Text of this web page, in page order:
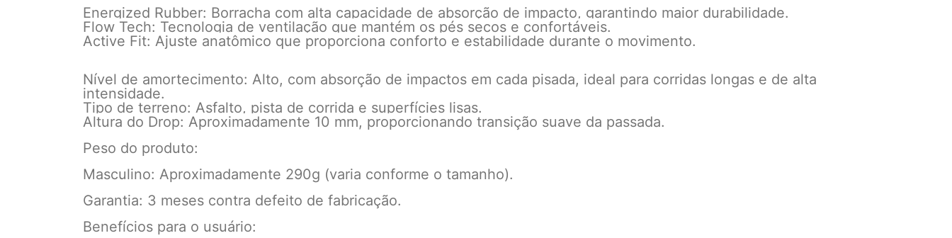
Energized Rubber: Borracha com alta capacidade de absorção de impacto, garantindo maior durabilidade.
Flow Tech: Tecnologia de ventilação que mantém os pés secos e confortáveis.
Active Fit: Ajuste anatômico que proporciona conforto e estabilidade durante o movimento.
Nível de amortecimento: Alto, com absorção de impactos em cada pisada, ideal para corridas longas e de alta
intensidade.
Tipo de terreno: Asfalto, pista de corrida e superfícies lisas.
Altura do Drop: Aproximadamente 10 mm, proporcionando transição suave da passada.
Peso do produto:
Masculino: Aproximadamente 290g (varia conforme o tamanho).
Garantia: 3 meses contra defeito de fabricação.
Benefícios para o usuário: